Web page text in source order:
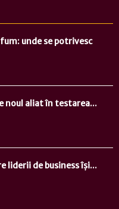
unde se potrivesc
noul aliat în testarea...
liderii de business își...